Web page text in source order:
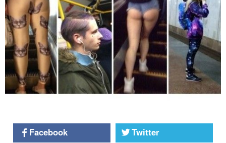
Facebook
Twitter